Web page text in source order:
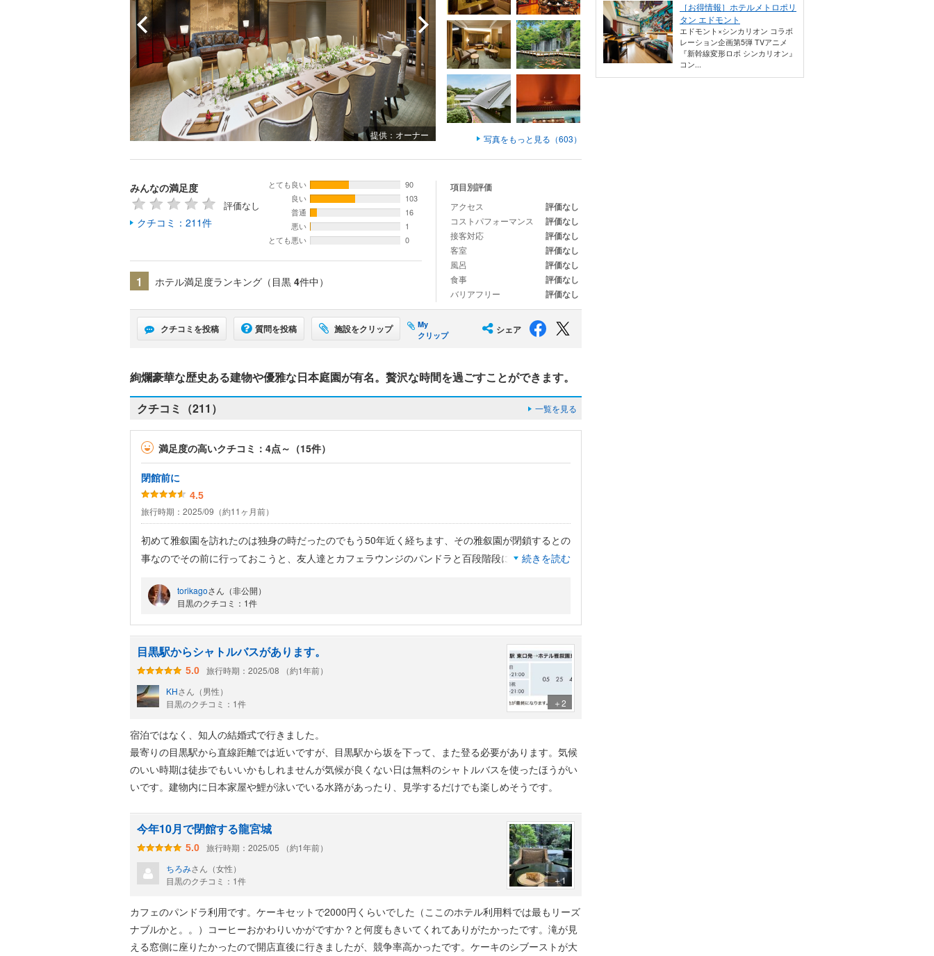
提供：オーナー 写真をもっと見る（603）
みんなの満足度
評価なし
クチコミ：211件
とても良い
90
良い
103
普通
16
悪い
1
とても悪い
0
1 ホテル満足度ランキング（目黒 4件中）
項目別評価
アクセス 評価なし
コストパフォーマンス 評価なし
接客対応 評価なし
客室 評価なし
風呂 評価なし
食事 評価なし
バリアフリー 評価なし
クチコミを投稿 質問を投稿 施設をクリップ
My
クリップ
シェア
絢爛豪華な歴史ある建物や優雅な日本庭園が有名。贅沢な時間を過ごすことができます。
クチコミ（211）
一覧を見る
満足度の高いクチコミ：4点～（15件）
閉館前に
4.5
旅行時期：2025/09（約11ヶ月前）
初めて雅叙園を訪れたのは独身の時だったのでもう50年近く経ちます、その雅叙園が閉鎖するとの
事なのでその前に行っておこうと、友人達とカフェラウンジのパンドラと百段階段に行って来まし
ーマは「鬼」
外は猛暑なので帰りに中庭を少し見学して帰路に着きました。
続きを読む
torikagoさん（非公開）
目黒のクチコミ：1件
目黒駅からシャトルバスがあります。
5.0
旅行時期：2025/08 （約1年前）
KHさん（男性）
目黒のクチコミ：1件
＋2
宿泊ではなく、知人の結婚式で行きました。
最寄りの目黒駅から直線距離では近いですが、目黒駅から坂を下って、また登る必要があります。気候
のいい時期は徒歩でもいいかもしれませんが気候が良くない日は無料のシャトルバスを使ったほうがい
いです。建物内に日本家屋や鯉が泳いでいる水路があったり、見学するだけでも楽しめそうです。
今年10月で閉館する龍宮城
5.0
旅行時期：2025/05 （約1年前）
ちろみさん（女性）
目黒のクチコミ：1件
＋1
カフェのパンドラ利用です。ケーキセットで2000円くらいでした（ここのホテル利用料では最もリーズ
ナブルかと。。）コーヒーおかわりいかがですか？と何度もきいてくれてありがたかったです。滝が見
える窓側に座りたかったので開店直後に行きましたが、競争率高かったです。ケーキのシブーストが大
［お得情報］ホテルメトロポリ
タン エドモント
エドモント×シンカリオン コラボ
レーション企画第5弾 TVアニメ
『新幹線変形ロボ シンカリオン』
コン...